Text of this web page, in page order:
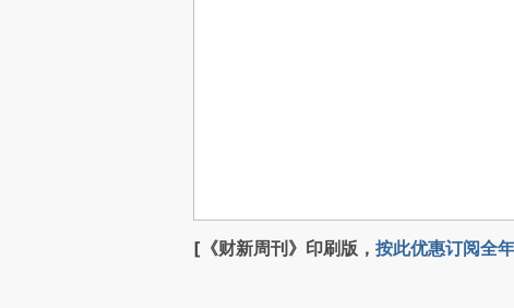
[《财新周刊》印刷版， 按此优惠订阅全年